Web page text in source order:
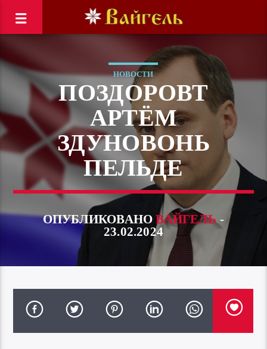
НОВОСТИ
ПОЗДОРОВТ
АРТЁМ
ЗДУНОВОНЬ
ПЕЛЬДЕ
ОПУБЛИКОВАНОВАЙГЕЛЬ-
23.02.2024